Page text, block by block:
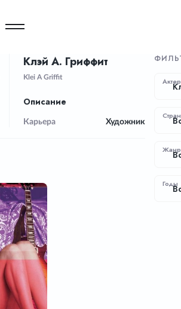
Клэй А. Гриффит
Klei A Griffit
Описание
Карьера Художник
Актер
Годы